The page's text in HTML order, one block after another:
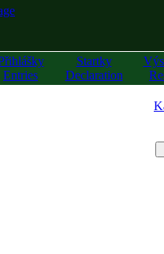
Entries
Startky
Declaration